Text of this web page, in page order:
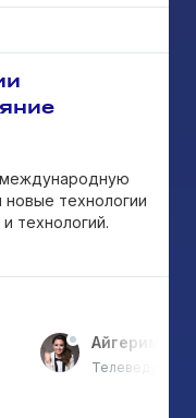
технологии
технологий.
Айгерим
Телеведущая,